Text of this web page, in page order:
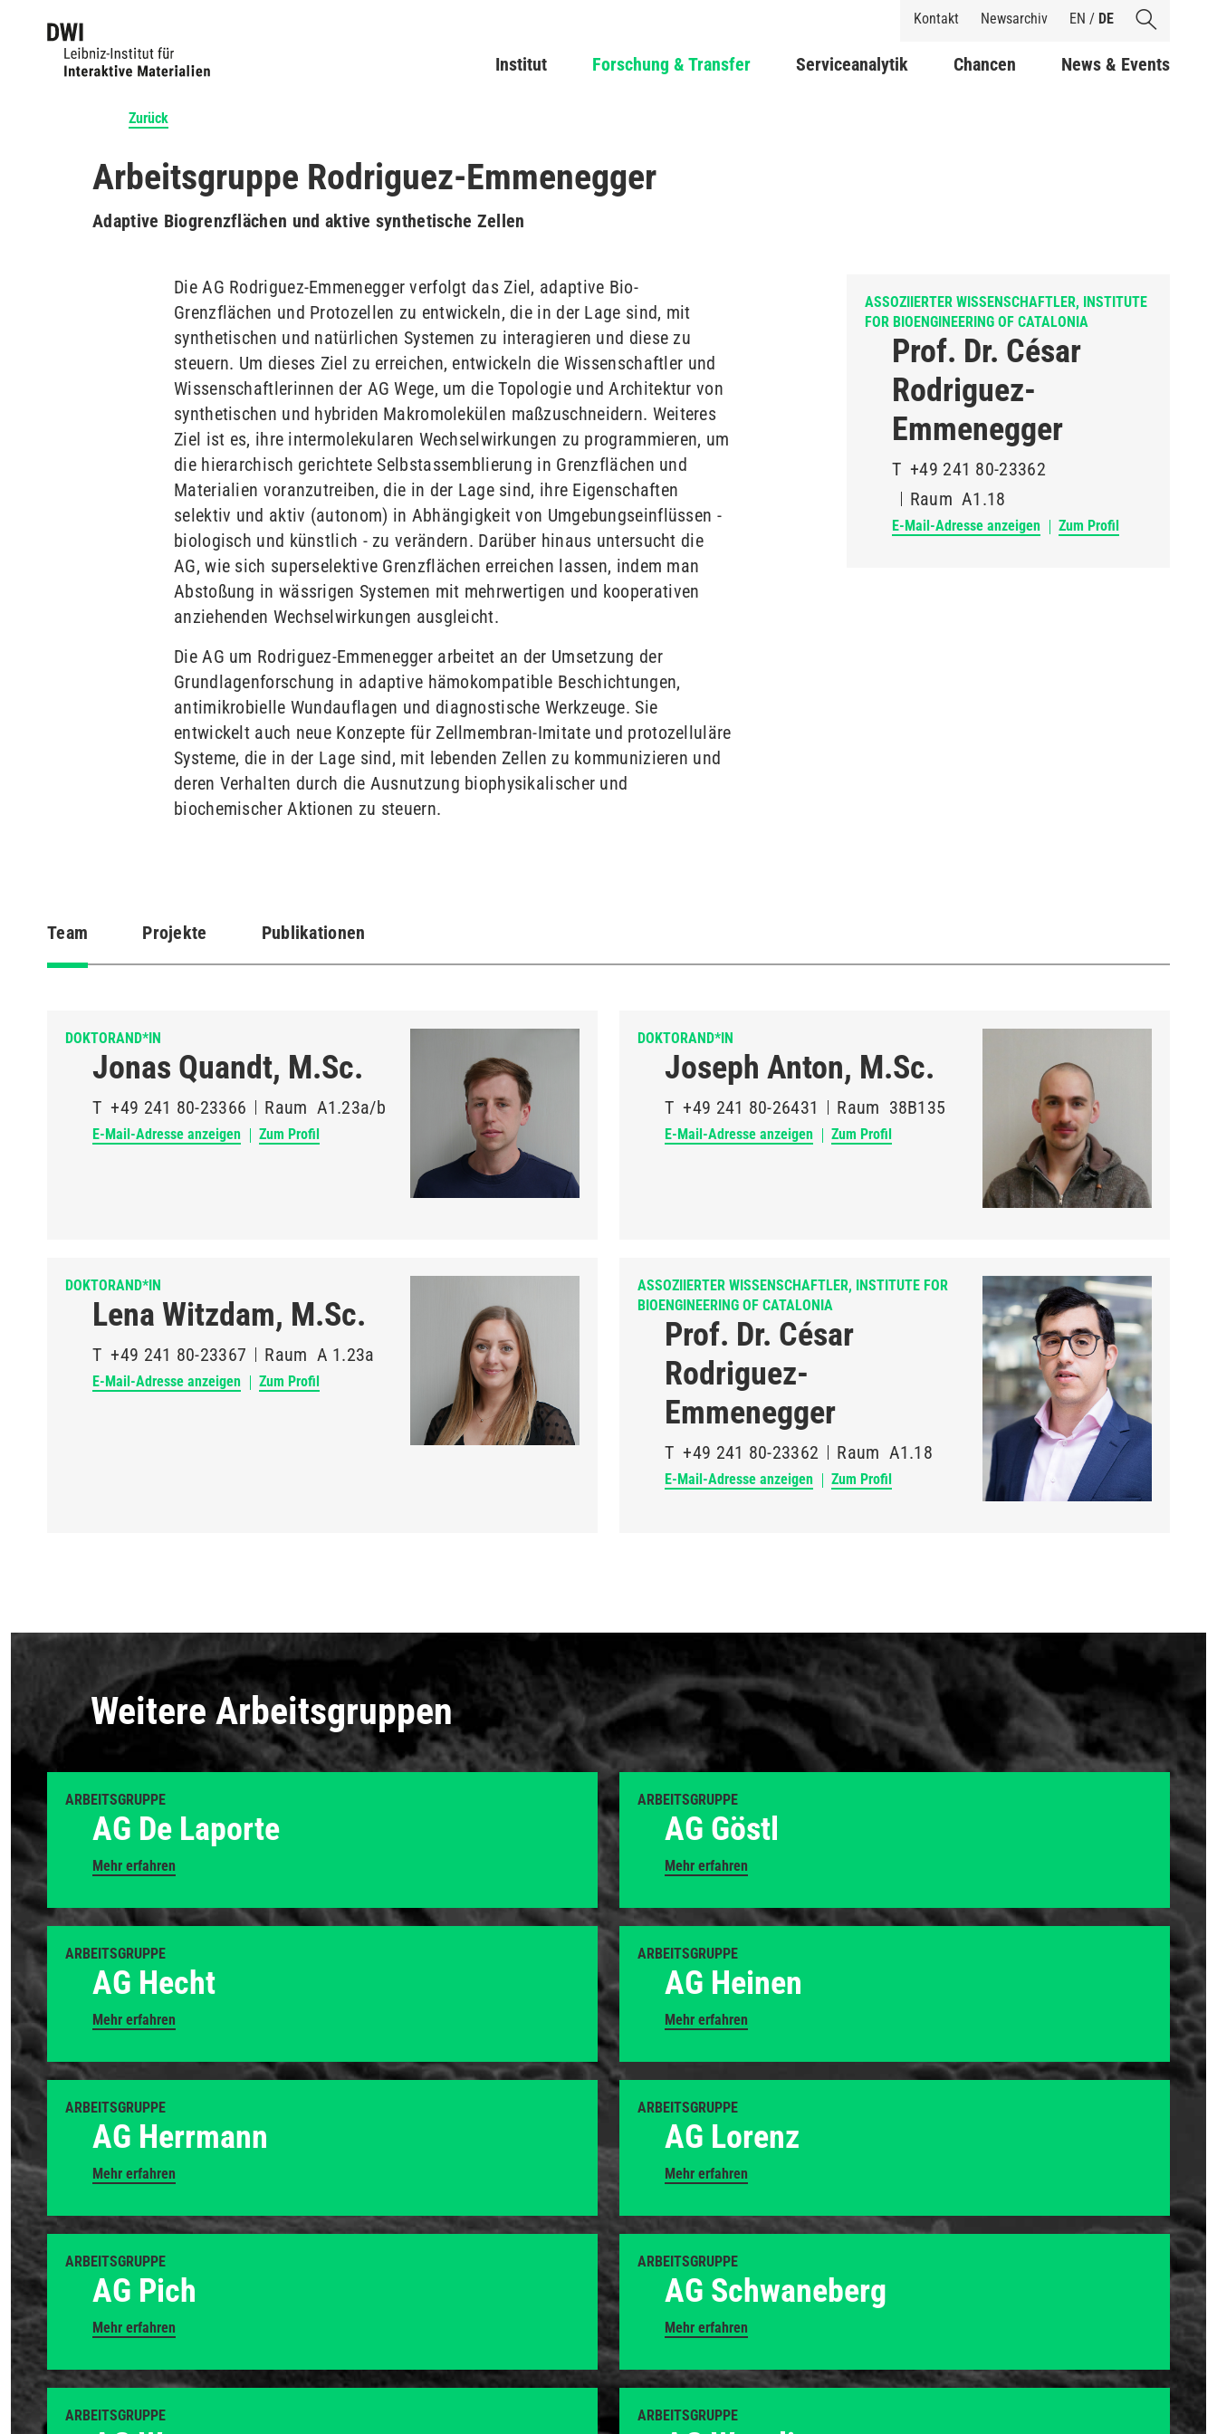
Inhalt
Shortcuts
Kontakt Newsarchiv EN / DE
Main navigation
Institut Forschung & Transfer Serviceanalytik Chancen News & Events
Zurück
Arbeitsgruppe Rodriguez-Emmenegger
Adaptive Biogrenzflächen und aktive synthetische Zellen
Die AG Rodriguez-Emmenegger verfolgt das Ziel, adaptive Bio-
Grenzflächen und Protozellen zu entwickeln, die in der Lage sind, mit
synthetischen und natürlichen Systemen zu interagieren und diese zu
steuern. Um dieses Ziel zu erreichen, entwickeln die Wissenschaftler und
Wissenschaftlerinnen der AG Wege, um die Topologie und Architektur von
synthetischen und hybriden Makromolekülen maßzuschneidern. Weiteres
Ziel ist es, ihre intermolekularen Wechselwirkungen zu programmieren, um
die hierarchisch gerichtete Selbstassemblierung in Grenzflächen und
Materialien voranzutreiben, die in der Lage sind, ihre Eigenschaften
selektiv und aktiv (autonom) in Abhängigkeit von Umgebungseinflüssen -
biologisch und künstlich - zu verändern. Darüber hinaus untersucht die
AG, wie sich superselektive Grenzflächen erreichen lassen, indem man
Abstoßung in wässrigen Systemen mit mehrwertigen und kooperativen
anziehenden Wechselwirkungen ausgleicht.
Die AG um Rodriguez-Emmenegger arbeitet an der Umsetzung der
Grundlagenforschung in adaptive hämokompatible Beschichtungen,
antimikrobielle Wundauflagen und diagnostische Werkzeuge. Sie
entwickelt auch neue Konzepte für Zellmembran-Imitate und protozelluläre
Systeme, die in der Lage sind, mit lebenden Zellen zu kommunizieren und
deren Verhalten durch die Ausnutzung biophysikalischer und
biochemischer Aktionen zu steuern.
ASSOZIIERTER WISSENSCHAFTLER, INSTITUTE
FOR BIOENGINEERING OF CATALONIA
Prof. Dr. César
Rodriguez-
Emmenegger
T +49 241 80-23362
Raum A1.18
E-Mail-Adresse anzeigen Zum Profil
Team
(aktiver
Projekte Publikationen
DOKTORAND*IN
Jonas Quandt, M.Sc.
T +49 241 80-23366 Raum A1.23a/b
E-Mail-Adresse anzeigen Zum Profil
DOKTORAND*IN
Joseph Anton, M.Sc.
T +49 241 80-26431 Raum 38B135
E-Mail-Adresse anzeigen Zum Profil
DOKTORAND*IN
Lena Witzdam, M.Sc.
T +49 241 80-23367 Raum A 1.23a
E-Mail-Adresse anzeigen Zum Profil
ASSOZIIERTER WISSENSCHAFTLER, INSTITUTE FOR
BIOENGINEERING OF CATALONIA
Prof. Dr. César
Rodriguez-
Emmenegger
T +49 241 80-23362 Raum A1.18
E-Mail-Adresse anzeigen Zum Profil
Weitere Arbeitsgruppen
ARBEITSGRUPPE
AG De Laporte
Mehr erfahren
ARBEITSGRUPPE
AG Göstl
Mehr erfahren
ARBEITSGRUPPE
AG Hecht
Mehr erfahren
ARBEITSGRUPPE
AG Heinen
Mehr erfahren
ARBEITSGRUPPE
AG Herrmann
Mehr erfahren
ARBEITSGRUPPE
AG Lorenz
Mehr erfahren
ARBEITSGRUPPE
AG Pich
Mehr erfahren
ARBEITSGRUPPE
AG Schwaneberg
Mehr erfahren
ARBEITSGRUPPE ARBEITSGRUPPE